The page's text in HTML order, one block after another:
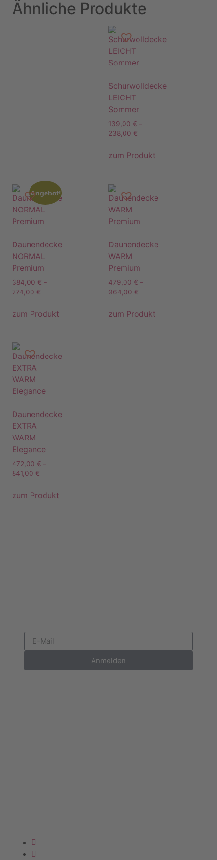
Ähnliche Produkte
Schurwolldecke
LEICHT
Sommer
139,00 € –
238,00 €
zum Produkt
Angebot!
Daunendecke
NORMAL
Premium
384,00 € –
774,00 €
zum Produkt
Daunendecke
WARM
Premium
479,00 € –
964,00 €
zum Produkt
Daunendecke
EXTRA
WARM
Elegance
472,00 € –
841,00 €
zum Produkt
Anmelden